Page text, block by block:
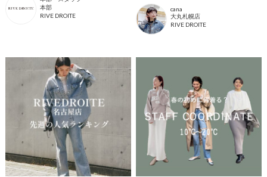
本部
RIVE DROITE
cana
大丸札幌店
RIVE DROITE